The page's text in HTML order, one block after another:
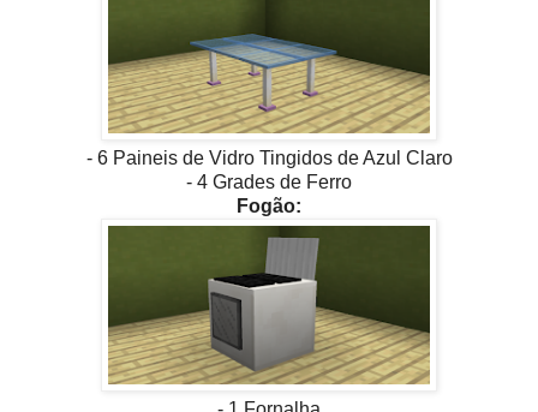
- 6 Paineis de Vidro Tingidos de Azul Claro
- 4 Grades de Ferro
Fogão: